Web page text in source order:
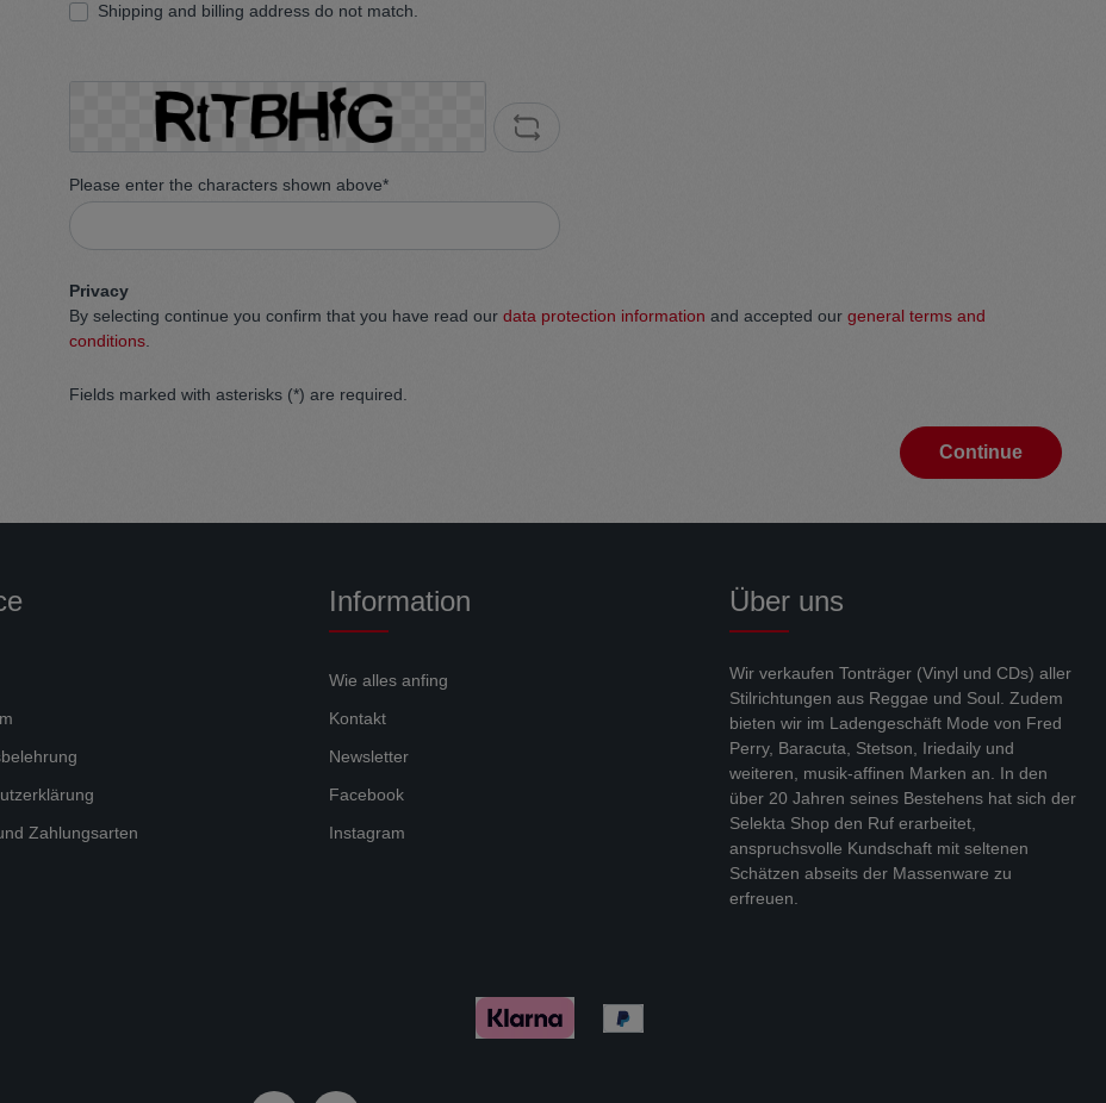
Shipping and billing address do not match.
Please enter the characters shown above*
Privacy
By selecting continue you confirm that you have read ourdata protection information and accepted ourgeneral terms and
conditions.
Fields marked with asterisks (*) are required.
Continue
Über uns
Wir verkaufen Tonträger (Vinyl und CDs) aller
Stilrichtungen aus Reggae und Soul. Zudem
bieten wir im Ladengeschäft Mode von Fred
Perry, Baracuta, Stetson, Iriedaily und
weiteren, musik-affinen Marken an. In den
über 20 Jahren seines Bestehens hat sich der
Selekta Shop den Ruf erarbeitet,
anspruchsvolle Kundschaft mit seltenen
Schätzen abseits der Massenware zu
erfreuen.
Zahlungsarten
Information
Wie alles anfing
Kontakt
Newsletter
Facebook
Instagram